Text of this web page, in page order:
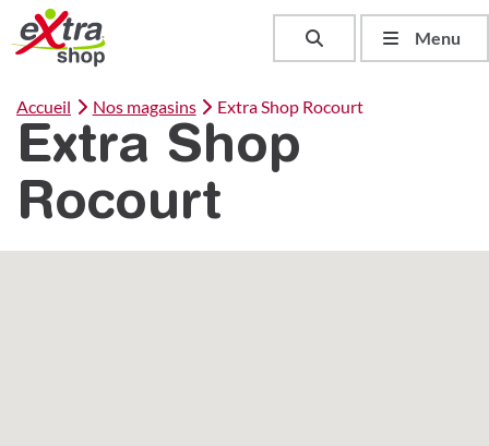
Toggle searchMenu
Accueil Nos magasins Extra Shop Rocourt
Extra Shop
Rocourt